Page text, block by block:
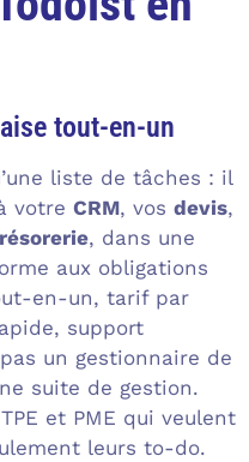
tout-en-un
liste de tâches : il
votre CRM, vos devis,
, dans une
aux obligations
en-un, tarif par
support
un gestionnaire de
suite de gestion.
et PME qui veulent
leurs to-do.